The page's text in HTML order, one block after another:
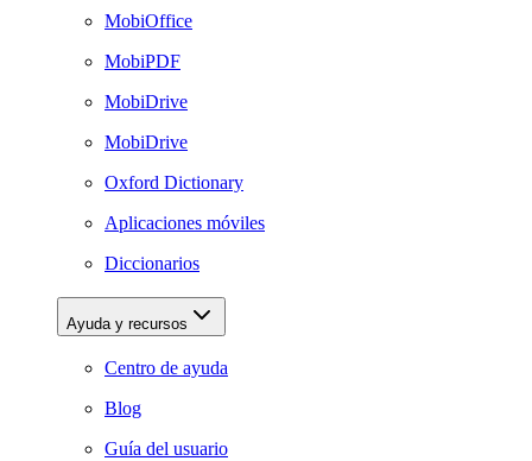
MobiOffice
MobiPDF
MobiDrive
MobiDrive
Oxford Dictionary
Aplicaciones móviles
Diccionarios
Ayuda y recursos
Centro de ayuda
Blog
Guía del usuario